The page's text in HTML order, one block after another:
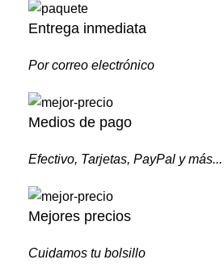
Entrega inmediata
Por correo electrónico
Medios de pago
Efectivo, Tarjetas, PayPal y más...
Mejores precios
Cuidamos tu bolsillo